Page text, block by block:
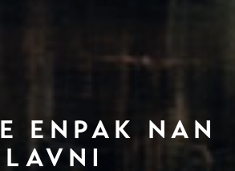
ENPAK NAN
LAVNI